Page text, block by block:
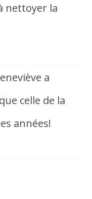
nettoyer la
a
celle de la
années!